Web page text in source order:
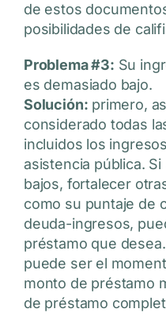
de estos
posibilidades de
Problema #3: Su
es demasiado bajo.
Solución: primero,
considerado todas
incluidos los
asistencia pública.
bajos, fortalecer
como su puntaje de
deuda-ingresos,
préstamo que
puede ser el
monto de préstamo
de préstamo